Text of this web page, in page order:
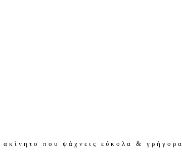
ακίνητο που ψάχνεις εύκολα & γρήγορα